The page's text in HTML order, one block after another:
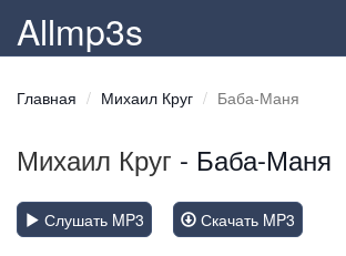
Allmp3s
Главная Михаил Круг Баба-Маня
Михаил Круг - Баба-Маня
Слушать MP3 Скачать MP3